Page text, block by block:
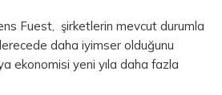
Fuest, şirketlerin mevcut durumla
daha iyimser olduğunu
ekonomisi yeni yıla daha fazla